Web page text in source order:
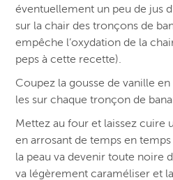
éventuellement un peu de jus
sur la chair des tronçons de
empêche l’oxydation de la
peps à cette recette).
Coupez la gousse de vanille
les sur chaque tronçon de
Mettez au four et laissez cuire
en arrosant de temps en
la peau va devenir toute noire
va légèrement caraméliser et